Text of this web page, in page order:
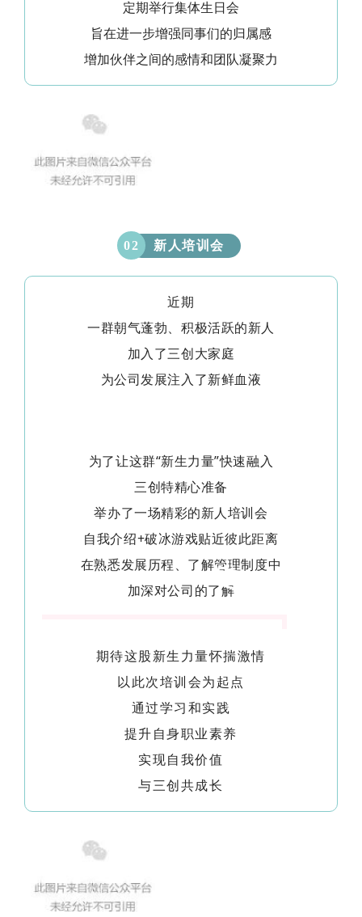
定期举行集体生日会
旨在进一步增强同事们的归属感
增加伙伴之间的感情和团队凝聚力
02 新人培训会
近期
一群朝气蓬勃、积极活跃的新人
加入了三创大家庭
为公司发展注入了新鲜血液
为了让这群“新生力量”快速融入
三创特精心准备
举办了一场精彩的新人培训会
自我介绍+破冰游戏贴近彼此距离
在熟悉发展历程、了解管理制度中
加深对公司的了解
期待这股新生力量怀揣激情
以此次培训会为起点
通过学习和实践
提升自身职业素养
实现自我价值
与三创共成长